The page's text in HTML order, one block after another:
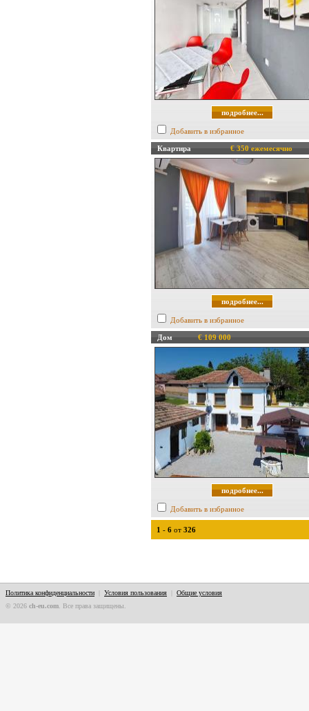
подробнее...
Добавить в избранное
Квартира € 350 ежемесячно
подробнее...
Добавить в избранное
Дом € 109 000
подробнее...
Добавить в избранное
1 - 6 от 326
Политика конфиденциальности Условия пользования
Общие условия
© 2026 ch-eu.com . Все права защищены.